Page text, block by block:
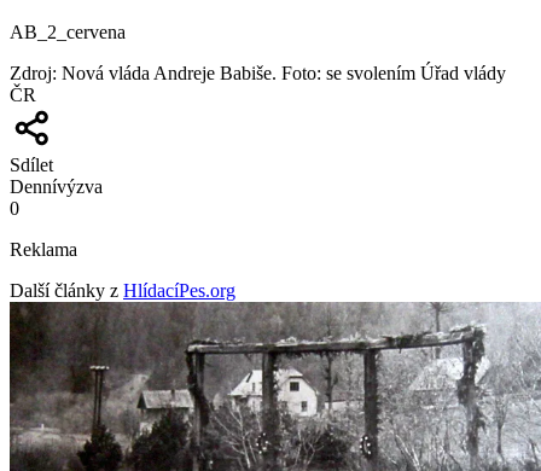
AB_2_cervena
Zdroj: Nová vláda Andreje Babiše. Foto: se svolením Úřad vlády
ČR
Sdílet
Dennívýzva
0
Reklama
Další články z HlídacíPes.org